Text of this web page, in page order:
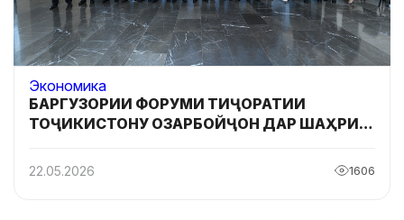
Экономика
БАРГУЗОРИИ ФОРУМИ ТИҶОРАТИИ
ТОҶИКИСТОНУ ОЗАРБОЙҶОН ДАР ШАҲРИ
22.05.2026 1606